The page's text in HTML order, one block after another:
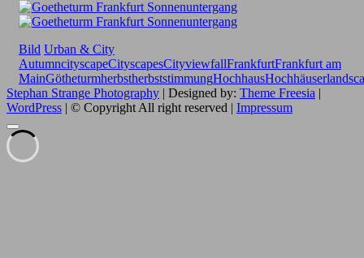
Bild Urban & City
AutumncityscapeCityscapesCityviewfallFrankfurtFrankfurt am
MainGötheturmherbstherbststimmungHochhausHochhäuser
Stephan Strange Photography | Designed by: Theme Freesia |
WordPress | © Copyright All right reserved | Impressum